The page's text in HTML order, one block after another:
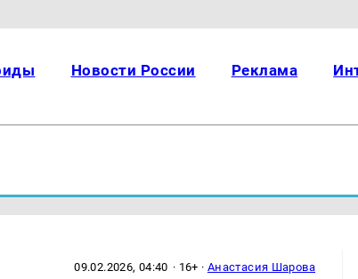
Новости России Реклама
09.02.2026, 04:40 · 16+ · Анастасия Шарова